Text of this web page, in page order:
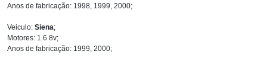
Anos de fabricação: 1998, 1999, 2000;
Veiculo: Siena;
Motores: 1.6 8v;
Anos de fabricação: 1999, 2000;